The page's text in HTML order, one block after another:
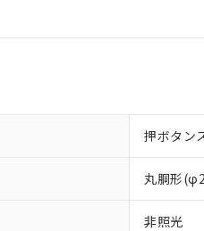
押ボタン
丸胴形
非照光